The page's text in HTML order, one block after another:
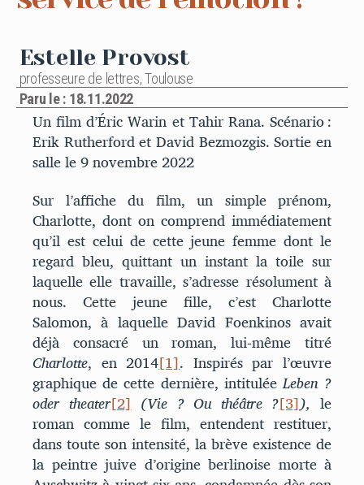
Estelle Provost
professeure de lettres, Toulouse
Paru le : 18.11.2022
Un film d’Éric Warin et Tahir Rana. Scénario :
Erik Rutherford et David Bezmozgis. Sortie en
salle le 9 novembre 2022
Sur l’affiche du film, un simple prénom,
Charlotte, dont on comprend immédiatement
qu’il est celui de cette jeune femme dont le
regard bleu, quittant un instant la toile sur
laquelle elle travaille, s’adresse résolument à
nous. Cette jeune fille, c’est Charlotte
Salomon, à laquelle David Foenkinos avait
déjà consacré un roman, lui-même titré
Charlotte, en 2014[1]. Inspirés par l’œuvre
graphique de cette dernière, intituléeLeben ?
oder theater[2] (Vie ? Ou théâtre ?[3]),le
roman comme le film, entendent restituer,
dans toute son intensité, la brève existence de
la peintre juive d’origine berlinoise morte à